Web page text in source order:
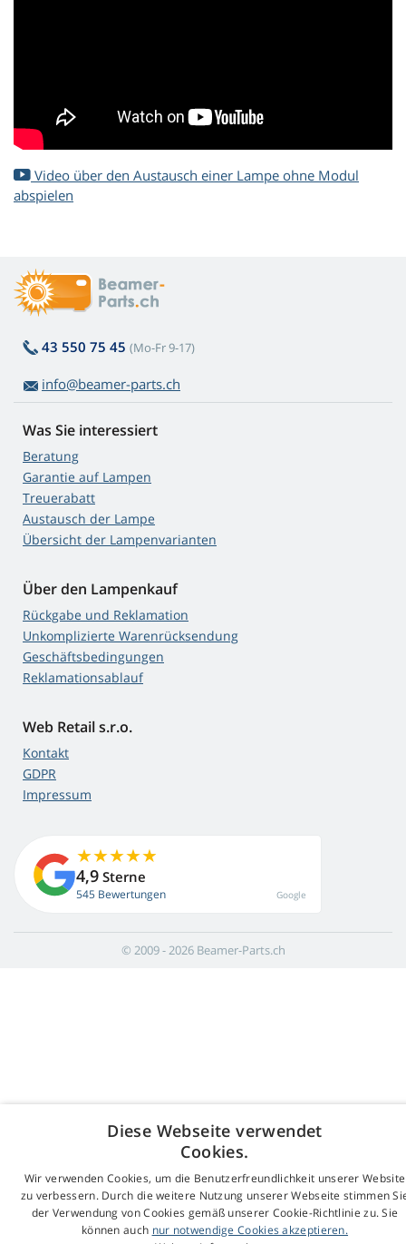
Video über den Austausch einer Lampe ohne Modul
abspielen
43 550 75 45 (Mo-Fr 9-17)
info@beamer-parts.ch
Was Sie interessiert
Beratung
Garantie auf Lampen
Treuerabatt
Austausch der Lampe
Übersicht der Lampenvarianten
Über den Lampenkauf
Rückgabe und Reklamation
Unkomplizierte Warenrücksendung
Geschäftsbedingungen
Reklamationsablauf
Web Retail s.r.o.
Kontakt
GDPR
Impressum
4,9 Sterne
545 Bewertungen Google
© 2009 - 2026 Beamer-Parts.ch
Diese Webseite verwendet
Cookies.
Wir verwenden Cookies, um die Benutzerfreundlichkeit unserer Website
zu verbessern. Durch die weitere Nutzung unserer Webseite stimmen
der Verwendung von Cookies gemäß unserer Cookie-Richtlinie zu. Sie
können auch nur notwendige Cookies akzeptieren.